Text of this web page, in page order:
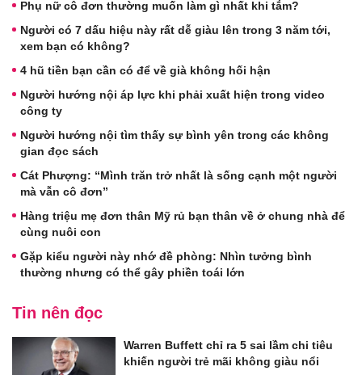
Phụ nữ cô đơn thường muốn làm gì nhất khi tắm?
Người có 7 dấu hiệu này rất dễ giàu lên trong 3 năm tới,
xem bạn có không?
4 hũ tiền bạn cần có để về già không hối hận
Người hướng nội áp lực khi phải xuất hiện trong video
công ty
Người hướng nội tìm thấy sự bình yên trong các không
gian đọc sách
Cát Phượng: “Mình trăn trở nhất là sống cạnh một người
mà vẫn cô đơn”
Hàng triệu mẹ đơn thân Mỹ rủ bạn thân về ở chung nhà để
cùng nuôi con
Gặp kiểu người này nhớ đề phòng: Nhìn tưởng bình
thường nhưng có thể gây phiền toái lớn
Tin nên đọc
Warren Buffett chỉ ra 5 sai lầm chi tiêu
khiến người trẻ mãi không giàu nổi